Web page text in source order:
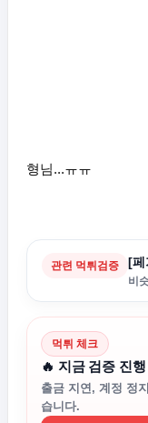
형님...ㅠㅠ
관련 먹튀검증 [페
비
먹튀 체크
🔥 지금 검증 진
출금 지연, 계정 정
습니다.